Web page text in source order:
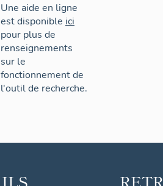
Une aide en ligne
est disponible ici
pour plus de
renseignements
sur le
fonctionnement de
l'outil de recherche.
ILS